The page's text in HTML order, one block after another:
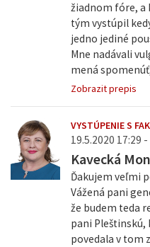
žiadnom fóre, a
tým vystúpil
jedno jediné
Mne nadávali
mená
Zobrazit prepis
VYSTÚPENIE S
19.5.2020 17:29
Kavecká
Ďakujem veľmi
Vážená pani
že budem teda
pani
povedala v tom